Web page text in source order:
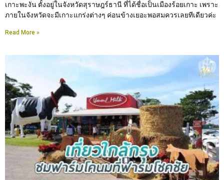
เกาะพะงัน ตั้งอยู่ในจังหวัดสุราษฎร์ธานี ที่ได้ชื่อเป็นเมืองร้อยเกาะ เพราะ
ภายในจังหวัดจะมีเกาะแกร่งต่างๆ ค่อนข้างเยอะพอสมควรเลยทีเดียวค่ะ
Read More »